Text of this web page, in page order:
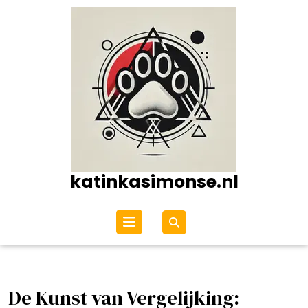
katinkasimonse.nl
Open
menu
De Kunst van Vergelijking: